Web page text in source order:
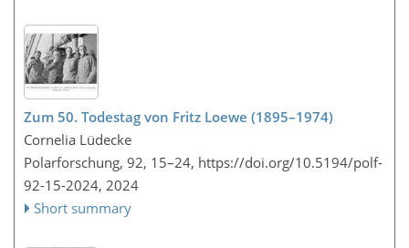
Zum 50. Todestag von Fritz Loewe (1895–1974)
Cornelia Lüdecke
Polarforschung, 92, 15–24, https://doi.org/10.5194/polf-
92-15-2024, 2024
Short summary